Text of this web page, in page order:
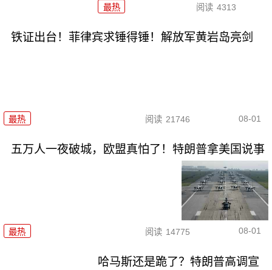
最热 阅读 4313
铁证出台！菲律宾求锤得锤！解放军黄岩岛亮剑
最热 阅读 21746 08-01
五万人一夜破城，欧盟真怕了！特朗普拿美国说事
最热 阅读 14775 08-01
哈马斯还是跪了？特朗普高调宣